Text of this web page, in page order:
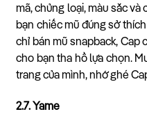
mã, chủng loại, màu sắc và
bạn chiếc mũ đúng sở
chỉ bán mũ snapback, Cap
cho bạn tha hồ lựa chọn.
trang của mình, nhớ ghé
2.7. Yame